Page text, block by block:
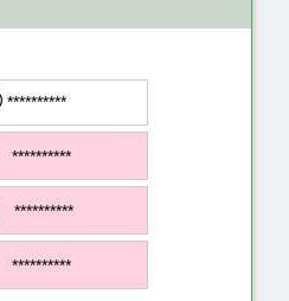
**********
**********
**********
**********